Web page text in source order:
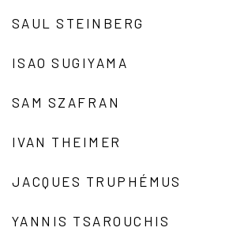
SAUL STEINBERG
ISAO SUGIYAMA
SAM SZAFRAN
IVAN THEIMER
JACQUES TRUPHÉMUS
YANNIS TSAROUCHIS